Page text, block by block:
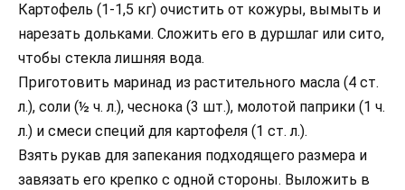
Картофель (1-1,5 кг) очистить от кожуры, вымыть и
нарезать дольками. Сложить его в дуршлаг или сито,
чтобы стекла лишняя вода.
Приготовить маринад из растительного масла (4 ст.
л.), соли (½ ч. л.), чеснока (3 шт.), молотой паприки (1 ч.
л.) и смеси специй для картофеля (1 ст. л.).
Взять рукав для запекания подходящего размера и
завязать его крепко с одной стороны. Выложить в